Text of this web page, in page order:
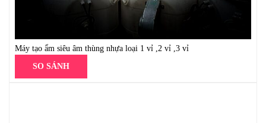
Máy tạo ẩm siêu âm thùng nhựa loại 1 vỉ ,2 vỉ ,3 vỉ
SO SÁNH